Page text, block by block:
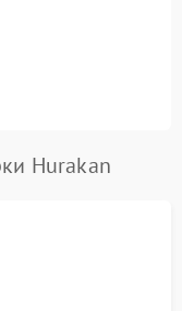
Hurakan